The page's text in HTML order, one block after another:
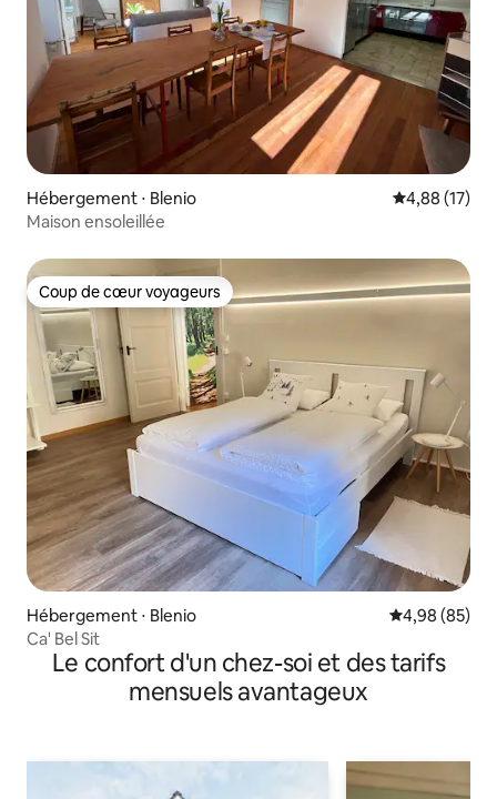
Hébergement ⋅ Blenio Évaluation
4,88 (17)
Maison ensoleillée
Coup de cœur voyageurs
Coup de cœur voyageurs
Hébergement ⋅ Blenio Évaluation
4,98 (85)
Ca' Bel Sit
Le confort d'un chez-soi et des tarifs
mensuels avantageux